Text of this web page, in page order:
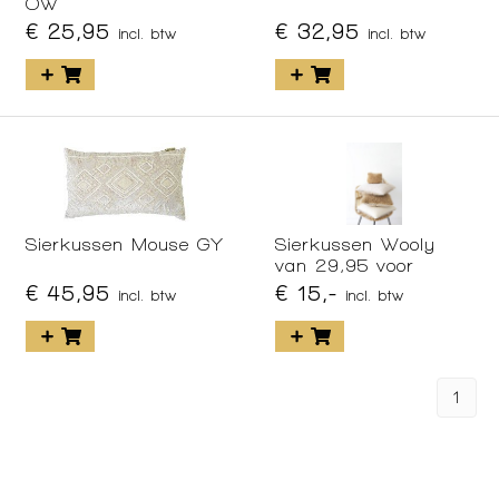
OW
€ 25,95 incl. btw € 32,95 incl. btw
Sierkussen Mouse GY
€ 45,95 incl. btw
Sierkussen Wooly
van 29,95 voor
€ 15,- incl. btw
1